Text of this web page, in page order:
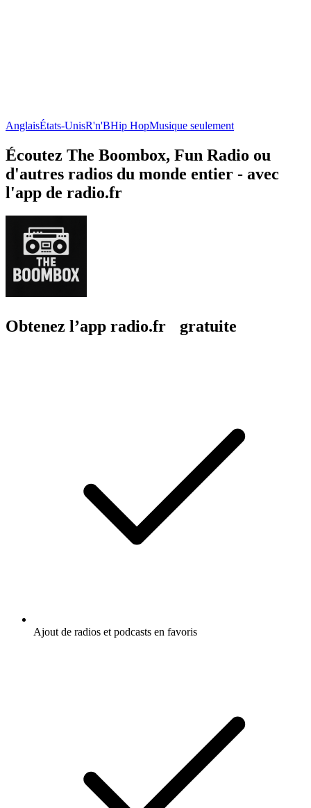
AnglaisÉtats-UnisR'n'BHip HopMusique seulement
Écoutez The Boombox, Fun Radio ou
d'autres radios du monde entier - avec
l'app de radio.fr
Obtenez l’app radio.fr gratuite
Ajout de radios et podcasts en favoris